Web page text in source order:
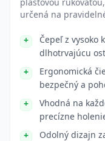
určená na
Čepeľ z vysoko
dlhotrvajúcu
Ergonomická
bezpečný a
Vhodná na
precízne
Odolný dizajn